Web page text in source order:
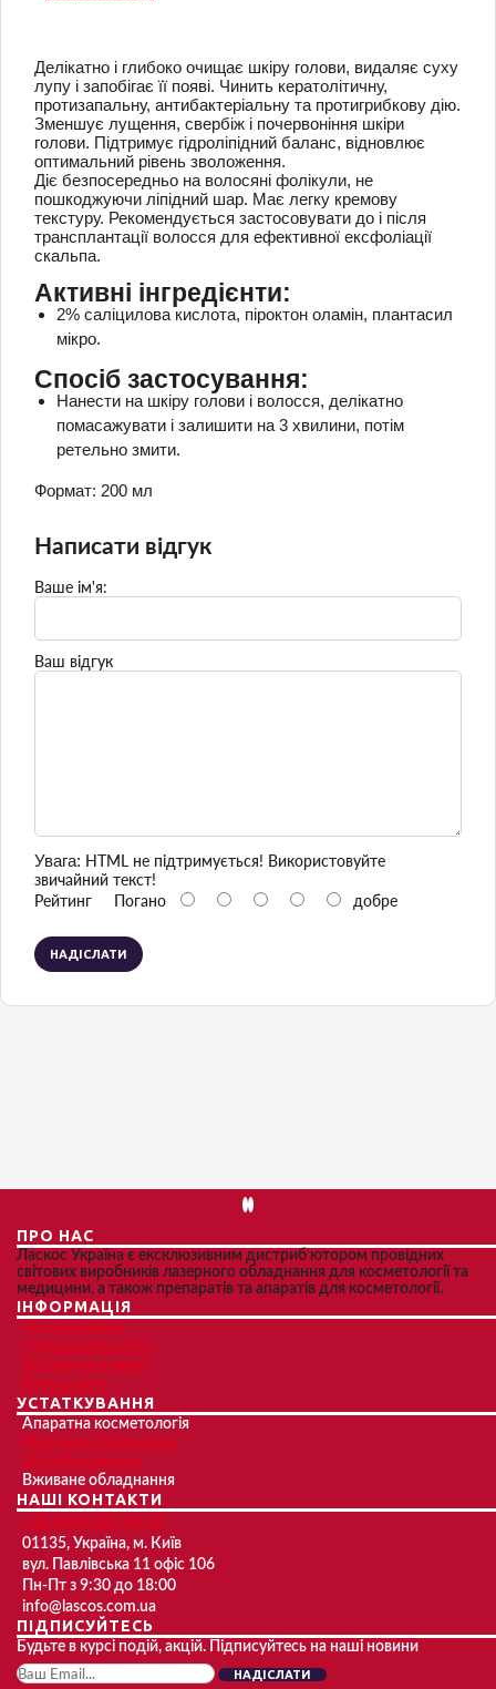
Делікатно і глибоко очищає шкіру голови, видаляє суху
лупу і запобігає її появі. Чинить кератолітичну,
протизапальну, антибактеріальну та протигрибкову дію.
Зменшує лущення, свербіж і почервоніння шкіри
голови. Підтримує гідроліпідний баланс, відновлює
оптимальний рівень зволоження.
Діє безпосередньо на волосяні фолікули, не
пошкоджуючи ліпідний шар. Має легку кремову
текстуру. Рекомендується застосовувати до і після
трансплантації волосся для ефективної ексфоліації
скальпа.
Активні інгредієнти:
2% саліцилова кислота, піроктон оламін, плантасил
мікро.
Спосіб застосування:
Нанести на шкіру голови і волосся, делікатно
помасажувати і залишити на 3 хвилини, потім
ретельно змити.
Формат: 200 мл
Написати відгук
Ваше ім'я:
Ваш відгук
Увага: HTML не підтримується! Використовуйте
звичайний текст!
Рейтинг Погано добре
НАДІСЛАТИ
ПРО НАС
Ласкос Україна є ексклюзивним дистриб'ютором провідних
світових виробників лазерного обладнання для косметології та
медицини, а також препаратів та апаратів для косметології.
ІНФОРМАЦІЯ
Про компанію
Навчальний центр
Зв'язатися з нами
Карта сайту
УСТАТКУВАННЯ
Апаратна косметологія
Медичне обладнання
SPA обладнання
Вживане обладнання
НАШІ КОНТАКТИ
+38 (044) 499-96-55
01135, Україна, м. Київ
вул. Павлівська 11 офіс 106
Пн-Пт з 9:30 до 18:00
info@lascos.com.ua
ПІДПИСУЙТЕСЬ
Будьте в курсі подій, акцій. Підписуйтесь на наші новини
НАДІСЛАТИ